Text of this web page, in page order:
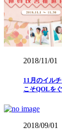
2018/11/01
11月のイル
こそQOLを
2018/09/01